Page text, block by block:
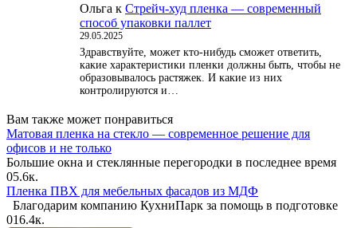
Ольга к Стрейч-худ пленка — современный
способ упаковки паллет
29.05.2025
Здравствуйте, может кто-нибудь сможет ответить,
какие характеристики пленки должны быть, чтобы не
образовывалось растяжек. И какие из них
контролируются и…
Вам также может понравиться
Матовая пленка на стекло — современное решение для
офисов и не только
Большие окна и стеклянные перегородки в последнее время
05.6к.
Пленка ПВХ для мебельных фасадов из МДФ
Благодарим компанию КухниПарк за помощь в подготовке
016.4к.